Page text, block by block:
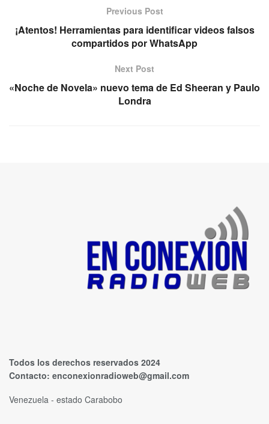
Previous Post
¡Atentos! Herramientas para identificar videos falsos
compartidos por WhatsApp
Next Post
«Noche de Novela» nuevo tema de Ed Sheeran y Paulo
Londra
Todos los derechos reservados 2024
Contacto: enconexionradioweb@gmail.com
Venezuela - estado Carabobo